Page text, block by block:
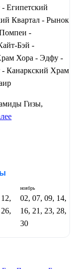
Египетский
Квартал - Рынок
-
Бэй -
Хора - Эдфу -
Канаркский Храм
Гизы,
ноябрь
02, 07, 09, 14,
16, 21, 23, 28,
30